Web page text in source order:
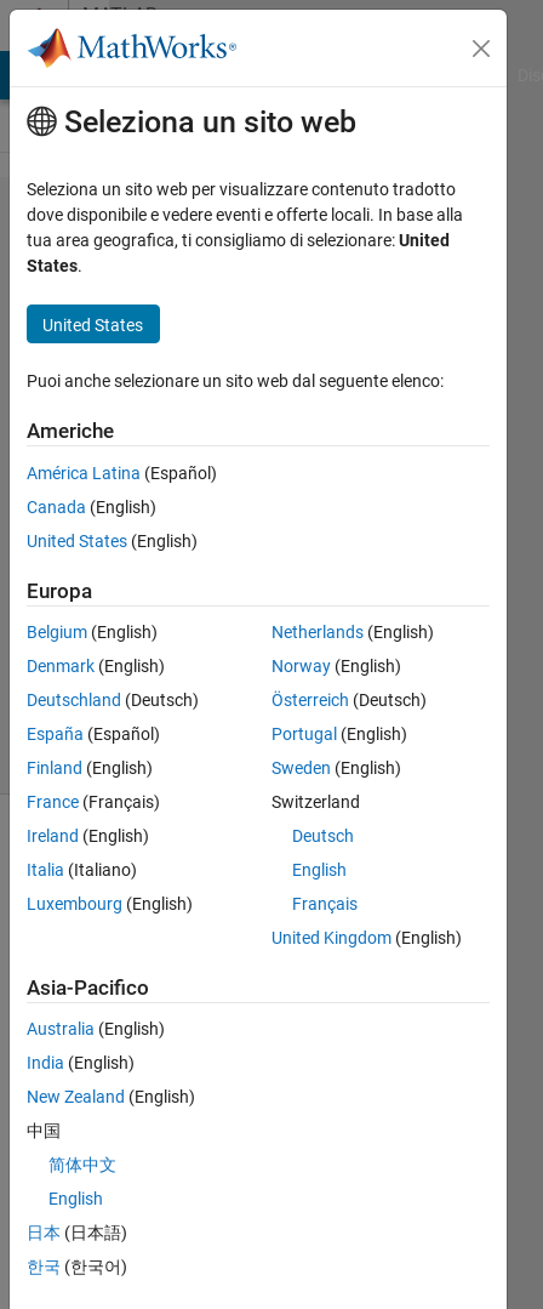
Vai al contenutoMATLAB
Answers
OFDM
Modulator
subcarrier
error
Nico
2021
1
Aggiornato
15
Visualizzazioni
(30 giorni)
ng
to
sim
ulat
with
Sim
ulin
k a
Seleziona un sito web
Seleziona un sito web per visualizzare contenuto tradotto
dove disponibile e vedere eventi e offerte locali. In base alla
tua area geografica, ti consigliamo di selezionare:United
States.
United States
Puoi anche selezionare un sito web dal seguente elenco:
Americhe
América Latina (Español)
Canada (English)
United States (English)
Europa
Belgium (English)
Denmark (English)
Deutschland (Deutsch)
España (Español)
Finland (English)
France (Français)
Ireland (English)
Italia (Italiano)
Luxembourg (English)
Netherlands(English)
Norway(English)
Österreich (Deutsch)
Portugal (English)
Sweden (English)
Switzerland
Deutsch
English
Français
United Kingdom(English)
Asia-Pacifico
Australia (English)
India (English)
New Zealand (English)
中国
简体中文
English
日本 (日本語)
한국 (한국어)